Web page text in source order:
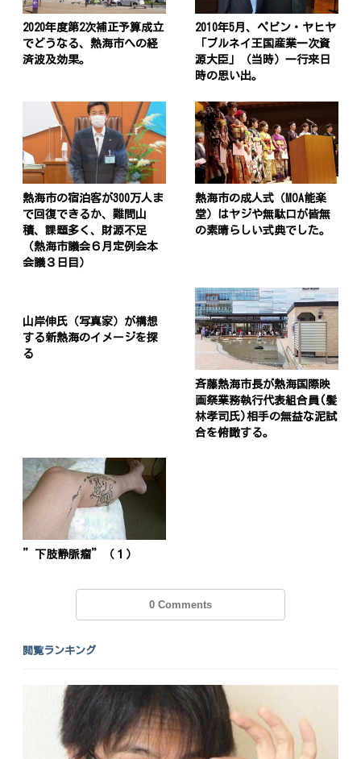
2020年度第2次補正予算成立
でどうなる、熱海市への経
済波及効果。
2010年5月、ペピン・ヤヒヤ
「ブルネイ王国産業一次資
源大臣」（当時）一行来日
時の思い出。
熱海市の宿泊客が300万人ま
で回復できるか、難問山
積、課題多く、財源不足
（熱海市議会６月定例会本
会議３日目）
熱海市の成人式（MOA能楽
堂）はヤジや無駄口が皆無
の素晴らしい式典でした。
山岸伸氏（写真家）が構想
する新熱海のイメージを探
る
斉藤熱海市長が熱海国際映
画祭業務執行代表組合員(髪
林孝司氏)相手の無益な泥試
合を俯瞰する。
”下肢静脈瘤”（１）
0 Comments
閲覧ランキング